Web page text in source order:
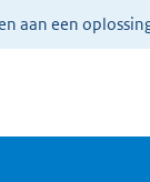
aan een